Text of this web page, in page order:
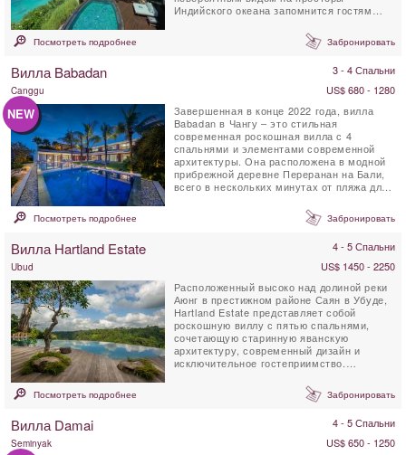
Индийского океана запомнится гостям
Посмотреть подробнее Забронировать
Вилла Babadan 3 - 4 Спальни
Canggu US$ 680 - 1280
NEW
Завершенная в конце 2022 года, вилла
Babadan в Чангу – это стильная
современная роскошная вилла с 4
спальнями и элементами современной
архитектуры. Она расположена в модной
прибрежной деревне Переранан на Бали,
всего в нескольких минутах от пляжа для
Посмотреть подробнее Забронировать
Вилла Hartland Estate 4 - 5 Спальни
Ubud
US$ 1450 - 2250
Расположенный высоко над долиной реки
Аюнг в престижном районе Саян в Убуде,
Hartland Estate представляет собой
роскошную виллу с пятью спальнями,
сочетающую старинную яванскую
архитектуру, современный дизайн и
исключительное гостеприимство.
Посмотреть подробнее Забронировать
Вилла Damai 4 - 5 Спальни
Seminyak US$ 650 - 1250